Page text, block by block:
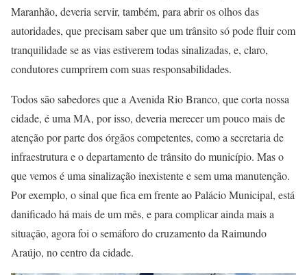
Maranhão, deveria servir, também, para abrir os olhos das
autoridades, que precisam saber que um trânsito só pode fluir com
tranquilidade se as vias estiverem todas sinalizadas, e, claro,
condutores cumprirem com suas responsabilidades.
Todos são sabedores que a Avenida Rio Branco, que corta nossa
cidade, é uma MA, por isso, deveria merecer um pouco mais de
atenção por parte dos órgãos competentes, como a secretaria de
infraestrutura e o departamento de trânsito do município. Mas o
que vemos é uma sinalização inexistente e sem uma manutenção.
Por exemplo, o sinal que fica em frente ao Palácio Municipal, está
danificado há mais de um mês, e para complicar ainda mais a
situação, agora foi o semáforo do cruzamento da Raimundo
Araújo, no centro da cidade.